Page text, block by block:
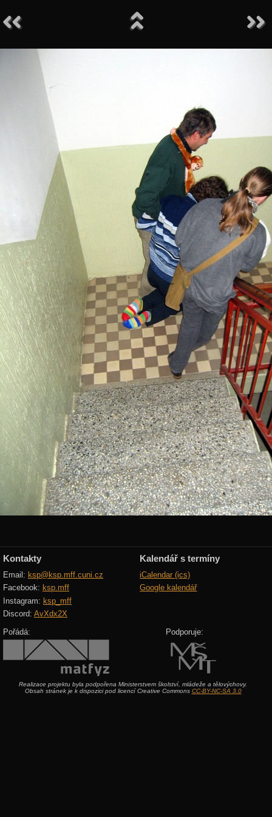
Kontakty
Email: ksp@ksp.mff.cuni.cz
Facebook: ksp.mff
Instagram: ksp_mff
Discord: AvXdx2X
Kalendář s termíny
iCalendar (ics)
Google kalendář
Pořádá: Podporuje:
Realizace projektu byla podpořena Ministerstvem školství, mládeže a tělovýchovy.
Obsah stránek je k dispozici pod licencí Creative Commons CC-BY-NC-SA 3.0